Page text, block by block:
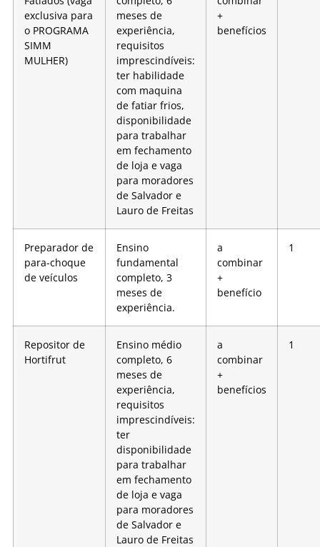
exclusiva para
o PROGRAMA
SIMM
MULHER)
meses de
experiência,
requisitos
imprescindíveis:
ter habilidade
com maquina
de fatiar frios,
disponibilidade
para trabalhar
em fechamento
de loja e vaga
para moradores
de Salvador e
Lauro de Freitas
+
benefícios
Preparador de
para-choque
de veículos
Ensino
fundamental
completo, 3
meses de
experiência.
a
combinar
+
benefício
1
Repositor de
Hortifrut
Ensino médio
completo, 6
meses de
experiência,
requisitos
imprescindíveis:
ter
disponibilidade
para trabalhar
em fechamento
de loja e vaga
para moradores
de Salvador e
Lauro de Freitas
a
combinar
+
benefícios
1